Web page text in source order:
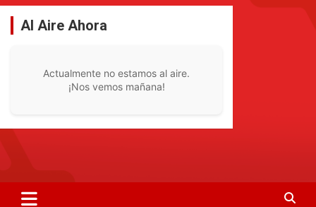
Saltar
contenido
Al Aire Ahora
Actualmente no estamos al aire.
¡Nos vemos mañana!